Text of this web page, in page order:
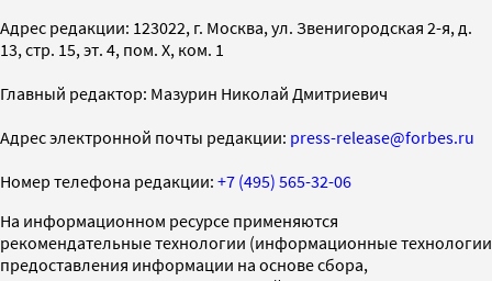
Адрес редакции: 123022, г. Москва, ул. Звенигородская 2-я, д.
13, стр. 15, эт. 4, пом. X, ком. 1
Главный редактор: Мазурин Николай Дмитриевич
Адрес электронной почты редакции: press-release@forbes.ru
Номер телефона редакции: +7 (495) 565-32-06
На информационном ресурсе применяются
рекомендательные технологии (информационные технологии
предоставления информации на основе сбора,